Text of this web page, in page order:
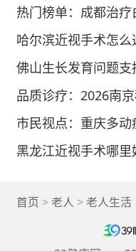
热门榜单：成都治疗白癜风好的医院“今日通告”成都
哈尔滨近视手术怎么选医
佛山生长发育问题支持资源怎么
品质诊疗：2026南京种牙
市民视点：重庆多动症医院排行 “数据披露”
黑龙江近视手术哪里好？哈
首页 > 老人 > 老人生活